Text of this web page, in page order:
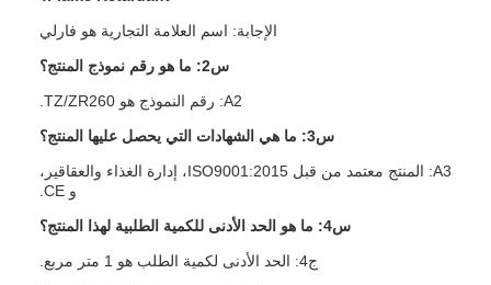
الإجابة: اسم العلامة التجارية هو فارلي
س2: ما هو رقم نموذج المنتج؟
A2: رقم النموذج هو TZ/ZR260.
س3: ما هي الشهادات التي يحصل عليها المنتج؟
A3: المنتج معتمد من قبل ISO9001:2015، إدارة الغذاء والعقاقير،
و CE.
س4: ما هو الحد الأدنى للكمية الطلبية لهذا المنتج؟
ج4: الحد الأدنى لكمية الطلب هو 1 متر مربع.